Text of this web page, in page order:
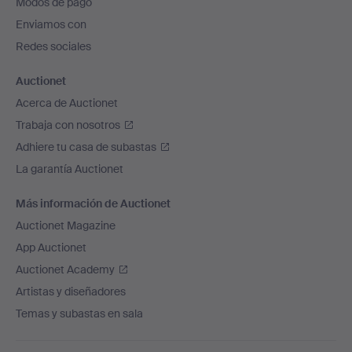
de
página
Enviamos con
Redes sociales
Auctionet
Acerca de Auctionet
Trabaja con nosotros
Adhiere tu casa de subastas
La garantía Auctionet
Más información de Auctionet
Auctionet Magazine
App Auctionet
Auctionet Academy
Artistas y diseñadores
Temas y subastas en sala